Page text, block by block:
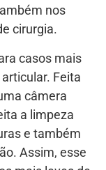
nos
cirurgia.
casos mais
Feita
câmera
a limpeza
e também
Assim, esse